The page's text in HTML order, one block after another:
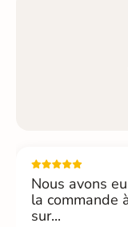
Nous avons
la commande
sur...